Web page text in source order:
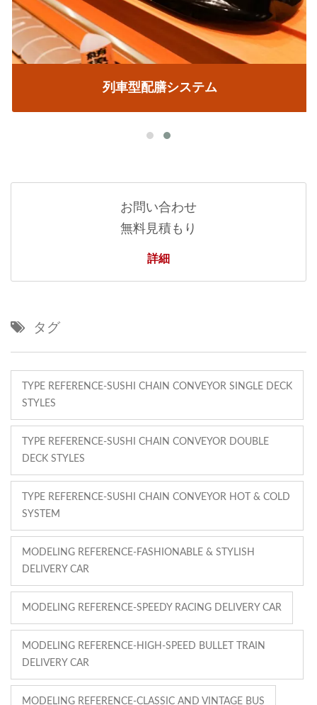
列車型配膳システム
お問い合わせ
無料見積もり
詳細
タグ
TYPE REFERENCE-SUSHI CHAIN CONVEYOR SINGLE DECK
STYLES
TYPE REFERENCE-SUSHI CHAIN CONVEYOR DOUBLE
DECK STYLES
TYPE REFERENCE-SUSHI CHAIN CONVEYOR HOT & COLD
SYSTEM
MODELING REFERENCE-FASHIONABLE & STYLISH
DELIVERY CAR
MODELING REFERENCE-SPEEDY RACING DELIVERY CAR
MODELING REFERENCE-HIGH-SPEED BULLET TRAIN
DELIVERY CAR
MODELING REFERENCE-CLASSIC AND VINTAGE BUS